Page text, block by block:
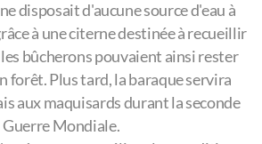
disposait d'aucune source d'eau à
à une citerne destinée à recueillir
bûcherons pouvaient ainsi rester
forêt. Plus tard, la baraque servira
aux maquisards durant la seconde
Guerre Mondiale.